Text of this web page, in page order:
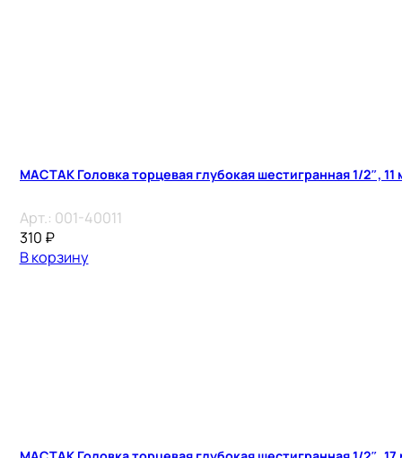
МАСТАК Головка торцевая глубокая шестигранная 1/2″, 11
Арт.: 001-40011
310 ₽
В корзину